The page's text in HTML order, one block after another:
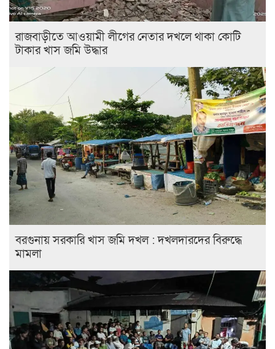
রাজবাড়ীতে আওয়ামী লীগের নেতার দখলে থাকা কোটি
টাকার খাস জমি উদ্ধার
বরগুনায় সরকারি খাস জমি দখল : দখলদারদের বিরুদ্ধে
মামলা